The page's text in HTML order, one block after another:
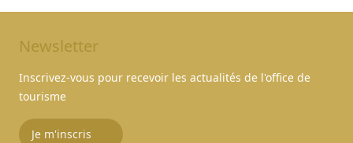
Newsletter
Inscrivez-vous pour recevoir les actualités de l'office de
tourisme
Je m'inscris